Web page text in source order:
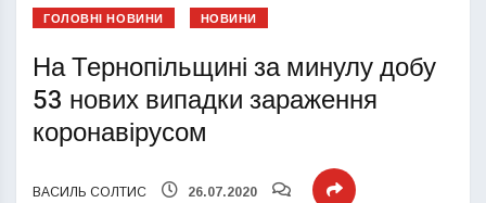
ГОЛОВНІ НОВИНИ НОВИНИ
На Тернопільщині за минулу добу
53 нових випадки зараження
коронавірусом
ВАСИЛЬ СОЛТИС 26.07.2020